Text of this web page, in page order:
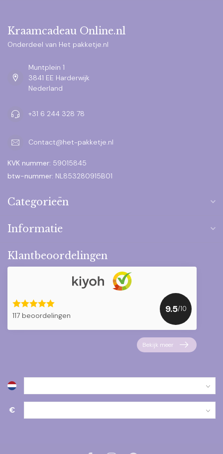
Kraamcadeau Online.nl
Onderdeel van Het pakketje.nl
Muntplein 1
3841 EE Harderwijk
Nederland
+31 6 244 328 78
Contact@het-pakketje.nl
KVK nummer: 59015845
btw-nummer: NL853280915B01
Categorieën
Informatie
Klantbeoordelingen
117 beoordelingen
9.5/10
Bekijk meer
€